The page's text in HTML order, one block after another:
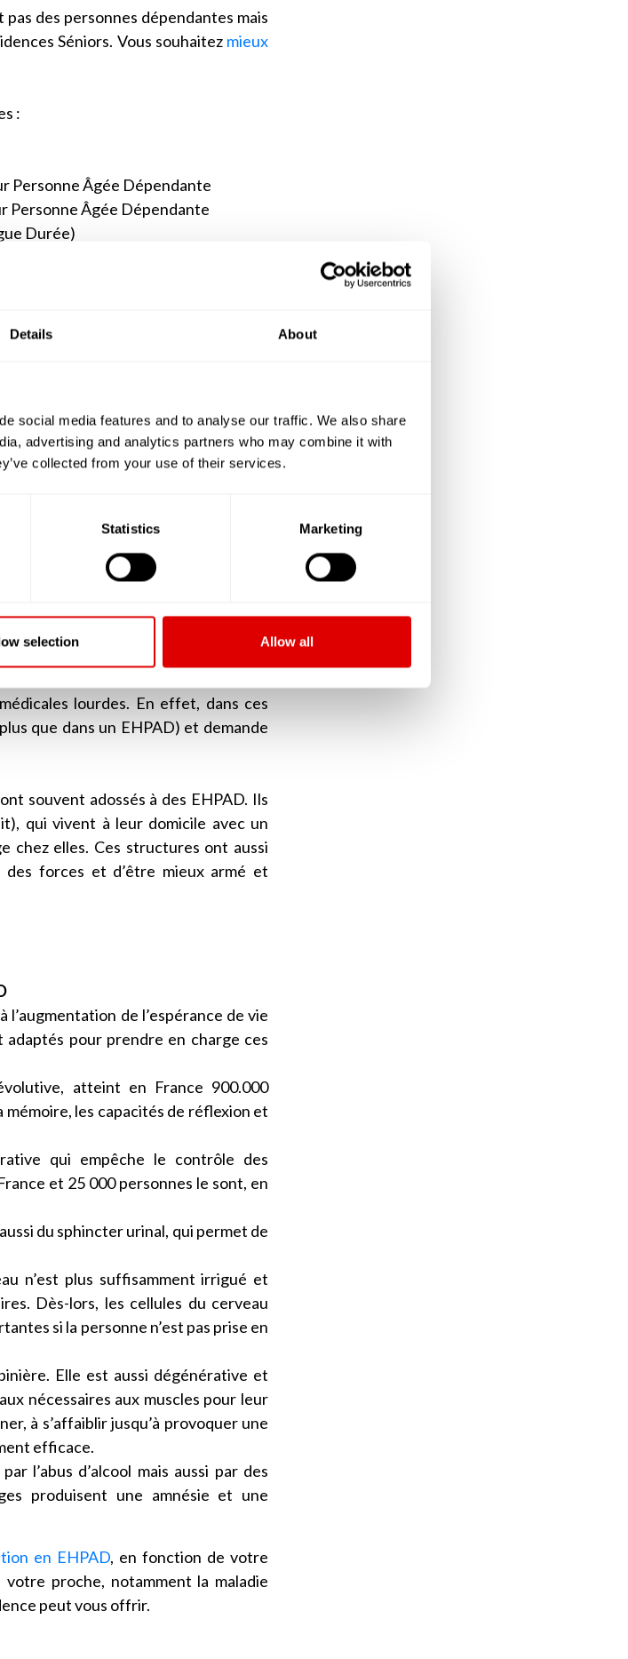
Details About
social media features and to analyse our traffic. We also share
advertising and analytics partners who may combine it with
collected from your use of their services.
Statistics Marketing
selection Allow all
des personnes dépendantes mais
Séniors. Vous souhaitez mieux
:
Personne Âgée Dépendante
Personne Âgée Dépendante
Durée)
au maximum que 25 places
avec des petites kitchenettes. Le
(tout comme dans les EHPAD
s’il vivait à son domicile avec une
en milieu rural ou urbain créés
80 résidents.
supérieure à 25 résidents et dont le
de « 300 », doivent devenir des
Ainsi, lorsque l’on parle de
les petites unités de vie (PUV) que
sont plus souvent adossées à un
lourdes. En effet, dans ces
que dans un EHPAD) et demande
souvent adossés à des EHPAD. Ils
qui vivent à leur domicile avec un
chez elles. Ces structures ont aussi
des forces et d’être mieux armé et
de l’espérance de vie
adaptés pour prendre en charge ces
atteint en France 900.000
les capacités de réflexion et
qui empêche le contrôle des
et 25 000 personnes le sont, en
du sphincter urinal, qui permet de
n’est plus suffisamment irrigué et
Dès-lors, les cellules du cerveau
si la personne n’est pas prise en
Elle est aussi dégénérative et
nécessaires aux muscles pour leur
à s’affaiblir jusqu’à provoquer une
efficace.
l’abus d’alcool mais aussi par des
produisent une amnésie et une
en EHPAD, en fonction de votre
proche, notamment la maladie
peut vous offrir.